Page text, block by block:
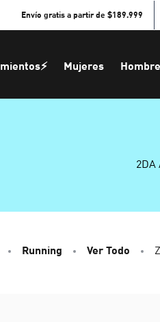
Envío gratis a partir de $189.999
Mujeres
2DA
Running Ver Todo